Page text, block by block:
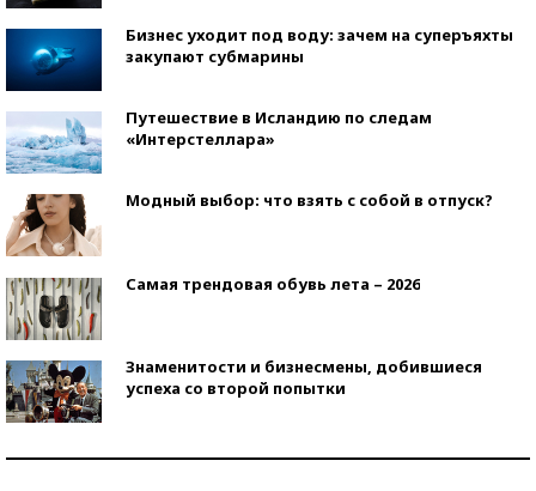
Бизнес уходит под воду: зачем на суперъяхты
закупают субмарины
Путешествие в Исландию по следам
«Интерстеллара»
Модный выбор: что взять с собой в отпуск?
Самая трендовая обувь лета – 2026
Знаменитости и бизнесмены, добившиеся
успеха со второй попытки